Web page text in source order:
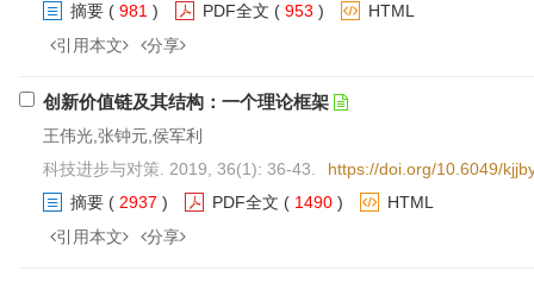
摘要 ( 981 ) PDF全文 ( 953 )
HTML
引用本文
分享
创新价值链及其结构：一个理论框架
王伟光,张钟元,侯军利
科技进步与对策. 2019, 36(1): 36-43.
https://doi.org/10.6049/
摘要 ( 2937 ) PDF全文 ( 1490 )
HTML
引用本文
分享